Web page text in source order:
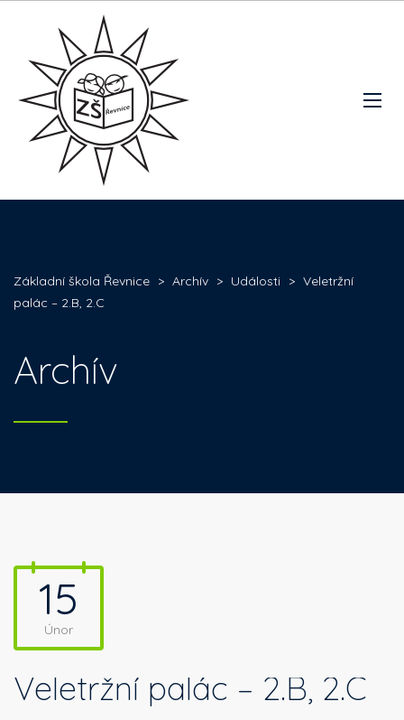
Základní škola Řevnice > Archív > Události > Veletržní
palác – 2.B, 2.C
Archív
15
Únor
Veletržní palác – 2.B, 2.C